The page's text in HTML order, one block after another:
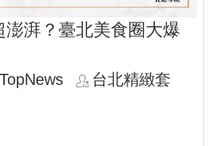
湃？臺北美食圈大爆
TopNews
台北精緻套